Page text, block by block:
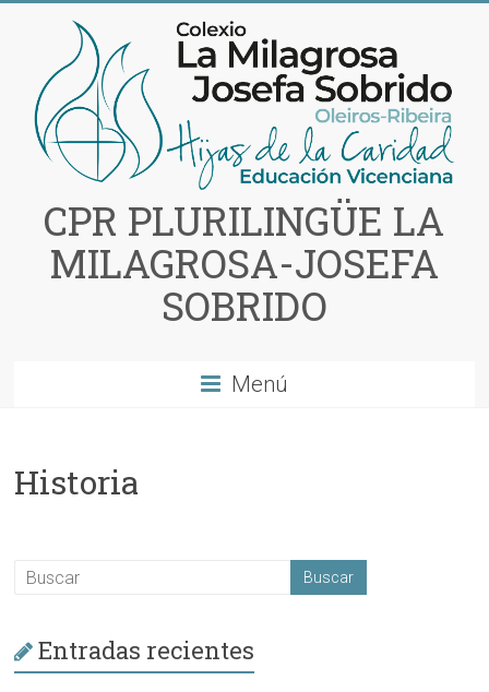
contenido
CPR PLURILINGÜE LA
MILAGROSA-JOSEFA
SOBRIDO
Menú
Historia
Entradas recientes